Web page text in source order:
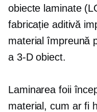
obiecte laminate
fabricație aditivă
material împreună
a 3-Dobiect.
Laminarea foii
material, cum ar fi